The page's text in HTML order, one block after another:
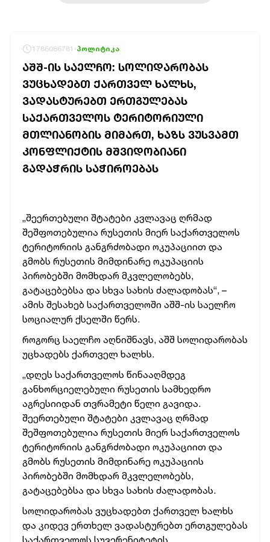
1786086781 პოლიტიკა
ᲐᲨᲨ-ᲘᲡ ᲡᲐᲔᲚᲩᲝ: ᲡᲝᲚᲘᲓᲐᲠᲝᲑᲐᲡ
ᲕᲣᲪᲮᲐᲓᲔᲑᲗ ᲥᲐᲠᲗᲕᲔᲚ ᲮᲐᲚᲮᲡ,
ᲕᲐᲓᲐᲡᲢᲣᲠᲔᲑᲗ ᲔᲠᲗᲒᲣᲚᲔᲑᲐᲡ
ᲡᲐᲥᲐᲠᲗᲕᲔᲚᲝᲡ ᲢᲔᲠᲘᲢᲝᲠᲘᲣᲚᲘ
ᲛᲗᲚᲘᲐᲜᲝᲑᲘᲡ ᲛᲘᲛᲐᲠᲗ, ᲮᲐᲖᲡ ᲕᲣᲡᲕᲐᲛᲗ
ᲙᲝᲜᲤᲚᲘᲥᲢᲘᲡ ᲛᲨᲕᲘᲓᲝᲑᲘᲐᲜᲘ
ᲒᲐᲓᲐᲭᲠᲘᲡ ᲡᲐᲭᲘᲠᲝᲔᲑᲐᲡ
„შეერთებული შტატები კვლავაც ღრმად
შეშფოთებულია რუსეთის მიერ საქართველოს
ტერიტორიის განგრძობადი ოკუპაციით და
გმობს რუსეთის მიმდინარე ოკუპაციის
პირობებში მომხდარ მკვლელობებს,
გატაცებებსა და სხვა სახის ძალადობას“, –
ამის შესახებ საქართველოში აშშ-ის საელჩო
სოციალურ ქსელში წერს.
როგორც საელჩო აღნიშნავს, აშშ სოლიდარობას
უცხადებს ქართველ ხალხს.
„დღეს საქართველოს წინააღმდეგ
განხორციელებული რუსეთის სამხედრო
აგრესიიდან თვრამეტი წელი გავიდა.
შეერთებული შტატები კვლავაც ღრმად
შეშფოთებულია რუსეთის მიერ საქართველოს
ტერიტორიის განგრძობადი ოკუპაციით და
გმობს რუსეთის მიმდინარე ოკუპაციის
პირობებში მომხდარ მკვლელობებს,
გატაცებებსა და სხვა სახის ძალადობას.
სოლიდარობას ვუცხადებთ ქართველ ხალხს
და კიდევ ერთხელ ვადასტურებთ ერთგულებას
საქართველოს სუვერენიტეტის,